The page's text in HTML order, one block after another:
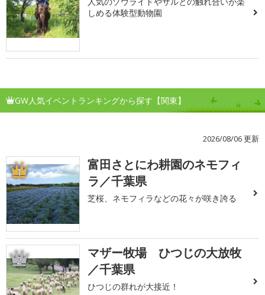
しめる体験型動物園
GW人気イベントランキングから探す【関東】
2026/08/06 更新
1
富田さとにわ耕園のネモフィ
ラ／千葉県
芝桜、ネモフィラなどの花々が咲き誇る
2
マザー牧場 ひつじの大放牧
／千葉県
ひつじの群れが大接近！